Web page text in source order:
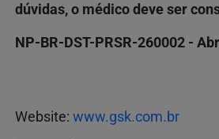
dúvidas, o médico deve ser
NP-BR-DST-PRSR-260002 -
Website: www.gsk.com.br